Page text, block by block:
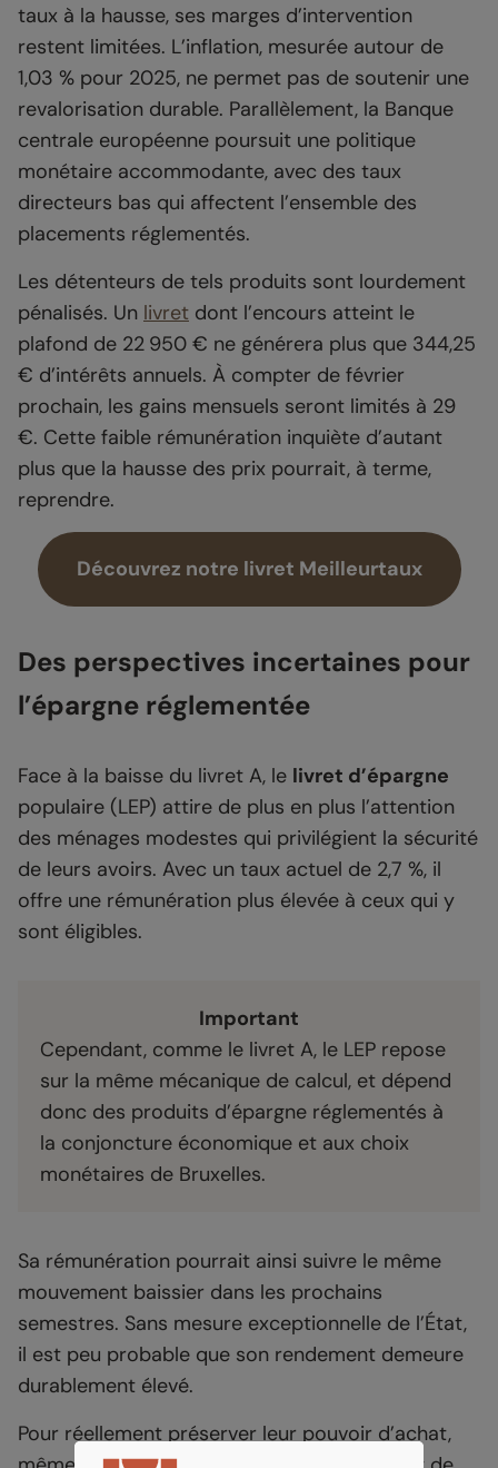
taux à la hausse, ses marges d’intervention
restent limitées. L’inflation, mesurée autour de
1,03 % pour 2025, ne permet pas de soutenir une
revalorisation durable. Parallèlement, la Banque
centrale européenne poursuit une politique
monétaire accommodante, avec des taux
directeurs bas qui affectent l’ensemble des
placements réglementés.
Les détenteurs de tels produits sont lourdement
pénalisés. Un livret dont l’encours atteint le
plafond de 22 950 € ne générera plus que 344,25
€ d’intérêts annuels. À compter de février
prochain, les gains mensuels seront limités à 29
€. Cette faible rémunération inquiète d’autant
plus que la hausse des prix pourrait, à terme,
reprendre.
Découvrez notre livret Meilleurtaux
Des perspectives incertaines pour
l’épargne réglementée
Face à la baisse du livret A, le livret d’épargne
populaire (LEP) attire de plus en plus l’attention
des ménages modestes qui privilégient la sécurité
de leurs avoirs. Avec un taux actuel de 2,7 %, il
offre une rémunération plus élevée à ceux qui y
sont éligibles.
Important
Cependant, comme le livret A, le LEP repose
sur la même mécanique de calcul, et dépend
donc des produits d’épargne réglementés à
la conjoncture économique et aux choix
monétaires de Bruxelles.
Sa rémunération pourrait ainsi suivre le même
mouvement baissier dans les prochains
semestres. Sans mesure exceptionnelle de l’État,
il est peu probable que son rendement demeure
durablement élevé.
Pour réellement préserver leur pouvoir d’achat,